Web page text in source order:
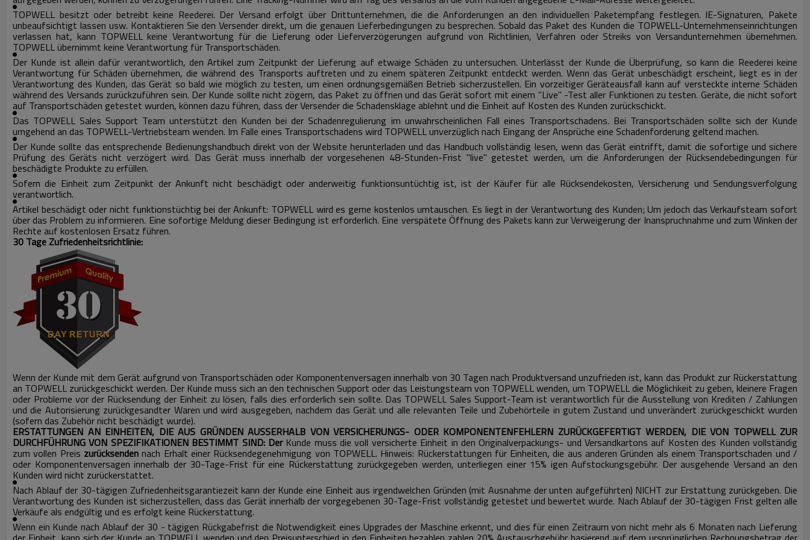
TOPWELL besitzt oder betreibt keine Reederei. Der Versand erfolgt über Drittunternehmen, die die Anforderungen an den individuellen Paketempfang festlegen. IE-Signaturen, Pakete
unbeaufsichtigt lassen usw. Kontaktieren Sie den Versender direkt, um die genauen Lieferbedingungen zu besprechen. Sobald das Paket des Kunden die TOPWELL-Unternehmenseinrichtungen
verlassen hat, kann TOPWELL keine Verantwortung für die Lieferung oder Lieferverzögerungen aufgrund von Richtlinien, Verfahren oder Streiks von Versandunternehmen übernehmen.
TOPWELL übernimmt keine Verantwortung für Transportschäden.
Der Kunde ist allein dafür verantwortlich, den Artikel zum Zeitpunkt der Lieferung auf etwaige Schäden zu untersuchen.Unterlässt der Kunde die Überprüfung, so kann die Reederei keine
Verantwortung für Schäden übernehmen, die während des Transports auftreten und zu einem späteren Zeitpunkt entdeckt werden.Wenn das Gerät unbeschädigt erscheint, liegt es in der
Verantwortung des Kunden, das Gerät so bald wie möglich zu testen, um einen ordnungsgemäßen Betrieb sicherzustellen. Ein vorzeitiger Geräteausfall kann auf versteckte interne Schäden
während des Versands zurückzuführen sein. Der Kunde sollte nicht zögern, das Paket zu öffnen und das Gerät sofort mit einem "Live" -Test aller Funktionen zu testen. Geräte, die nicht sofort
auf Transportschäden getestet wurden, können dazu führen, dass der Versender die Schadensklage ablehnt und die Einheit auf Kosten des Kunden zurückschickt.
Das TOPWELL Sales Support Team unterstützt den Kunden bei der Schadenregulierung im unwahrscheinlichen Fall eines Transportschadens. Bei Transportschäden sollte sich der Kunde
umgehend an das TOPWELL-Vertriebsteam wenden. Im Falle eines Transportschadens wird TOPWELL unverzüglich nach Eingang der Ansprüche eine Schadenforderung geltend machen.
Der Kunde sollte das entsprechende Bedienungshandbuch direkt von der Website herunterladen und das Handbuch vollständig lesen, wenn das Gerät eintrifft, damit die sofortige und sichere
Prüfung des Geräts nicht verzögert wird. Das Gerät muss innerhalb der vorgesehenen 48-Stunden-Frist "live" getestet werden, um die Anforderungen der Rücksendebedingungen für
beschädigte Produkte zu erfüllen.
Sofern die Einheit zum Zeitpunkt der Ankunft nicht beschädigt oder anderweitig funktionsuntüchtig ist, ist der Käufer für alle Rücksendekosten, Versicherung und Sendungsverfolgung
verantwortlich.
Artikel beschädigt oder nicht funktionstüchtig bei der Ankunft: TOPWELL wird es gerne kostenlos umtauschen. Es liegt in der Verantwortung des Kunden;Um jedoch das Verkaufsteam sofort
über das Problem zu informieren. Eine sofortige Meldung dieser Bedingung ist erforderlich. Eine verspätete Öffnung des Pakets kann zur Verweigerung der Inanspruchnahme und zum Winken der
Rechte auf kostenlosen Ersatz führen.
30 Tage Zufriedenheitsrichtlinie:
Wenn der Kunde mit dem Gerät aufgrund von Transportschäden oder Komponentenversagen innerhalb von 30 Tagen nach Produktversand unzufrieden ist, kann das Produkt zur Rückerstattung
an TOPWELL zurückgeschickt werden. Der Kunde muss sich an den technischen Support oder das Leistungsteam von TOPWELL wenden, um TOPWELL die Möglichkeit zu geben, kleinere Fragen
oder Probleme vor der Rücksendung der Einheit zu lösen, falls dies erforderlich sein sollte. Das TOPWELL Sales Support-Team ist verantwortlich für die Ausstellung von Krediten / Zahlungen
und die Autorisierung zurückgesandter Waren und wird ausgegeben, nachdem das Gerät und alle relevanten Teile und Zubehörteile in gutem Zustand und unverändert zurückgeschickt wurden
(sofern das Zubehör nicht beschädigt wurde).
ERSTATTUNGEN AN EINHEITEN, DIE AUS GRÜNDEN AUSSERHALB VON VERSICHERUNGS- ODER KOMPONENTENFEHLERN ZURÜCKGEFERTIGT WERDEN, DIE VON TOPWELL ZUR
DURCHFÜHRUNG VON SPEZIFIKATIONEN BESTIMMT SIND: DerKunde muss die voll versicherte Einheit in den Originalverpackungs- und Versandkartons auf Kosten des Kunden vollständig
zum vollen Preis zurücksendennach Erhalt einer Rücksendegenehmigung von TOPWELL. Hinweis: Rückerstattungen für Einheiten, die aus anderen Gründen als einem Transportschaden und /
oder Komponentenversagen innerhalb der 30-Tage-Frist für eine Rückerstattung zurückgegeben werden, unterliegen einer 15% igen Aufstockungsgebühr. Der ausgehende Versand an den
Kunden wird nicht zurückerstattet.
Nach Ablauf der 30-tägigen Zufriedenheitsgarantiezeit kann der Kunde eine Einheit aus irgendwelchen Gründen (mit Ausnahme der unten aufgeführten) NICHT zur Erstattung zurückgeben. Die
Verantwortung des Kunden ist sicherzustellen, dass das Gerät innerhalb der vorgegebenen 30-Tage-Frist vollständig getestet und bewertet wurde. Nach Ablauf der 30-tägigen Frist gelten alle
Verkäufe als endgültig und es erfolgt keine Rückerstattung.
Wenn ein Kunde nach Ablauf der 30 - tägigen Rückgabefrist die Notwendigkeit eines Upgrades der Maschine erkennt, und dies für einen Zeitraum von nicht mehr als 6 Monaten nach Lieferung